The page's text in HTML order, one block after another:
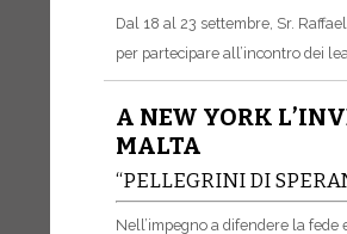
Dal 18 al 23 settembre, Sr.
per partecipare all’incontro dei
A NEW YORK
MALTA
“PELLEGRINI DI
Nell’impegno a difendere la